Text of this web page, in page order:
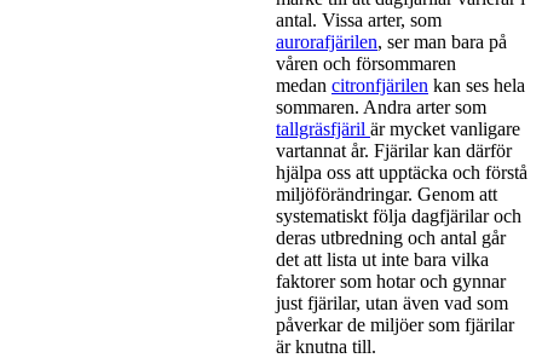
antal. Vissa arter, som
aurorafjärilen, ser man bara på
våren och försommaren
medan citronfjärilen kan ses hela
sommaren. Andra arter som
tallgräsfjäril är mycket vanligare
vartannat år. Fjärilar kan därför
hjälpa oss att upptäcka och förstå
miljöförändringar. Genom att
systematiskt följa dagfjärilar och
deras utbredning och antal går
det att lista ut inte bara vilka
faktorer som hotar och gynnar
just fjärilar, utan även vad som
påverkar de miljöer som fjärilar
är knutna till.